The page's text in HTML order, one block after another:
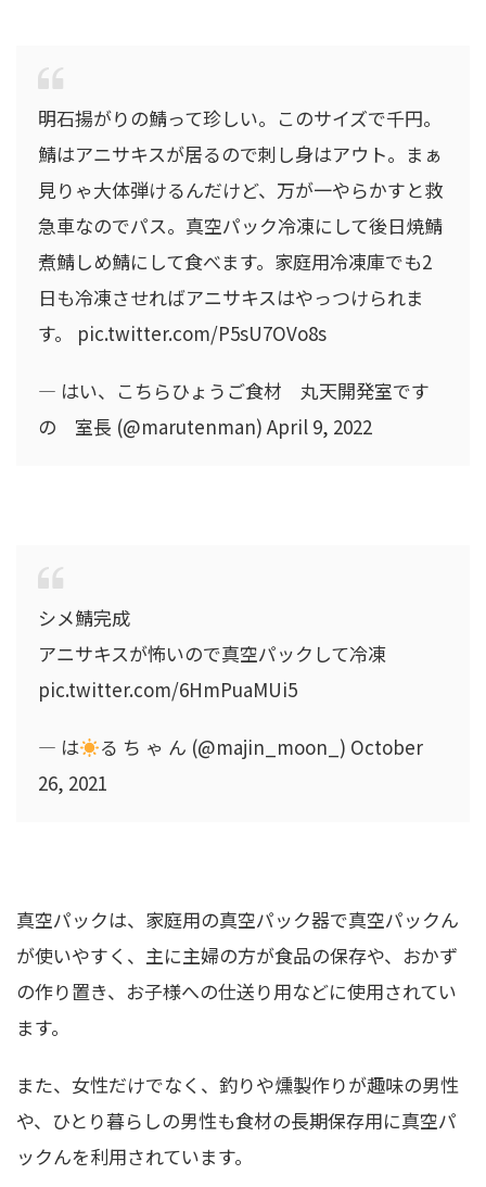
明石揚がりの鯖って珍しい。このサイズで千円。
鯖はアニサキスが居るので刺し身はアウト。まぁ
見りゃ大体弾けるんだけど、万が一やらかすと救
急車なのでパス。真空パック冷凍にして後日焼鯖
煮鯖しめ鯖にして食べます。家庭用冷凍庫でも2
日も冷凍させればアニサキスはやっつけられま
す。 pic.twitter.com/P5sU7OVo8s
— はい、こちらひょうご食材 丸天開発室です
の 室長 (@marutenman) April 9, 2022
シメ鯖完成
アニサキスが怖いので真空パックして冷凍
pic.twitter.com/6HmPuaMUi5
— は
る ち ゃ ん (@majin_moon_) October
26, 2021
真空パックは、家庭用の真空パック器で真空パックん
が使いやすく、主に主婦の方が食品の保存や、おかず
の作り置き、お子様への仕送り用などに使用されてい
ます。
また、女性だけでなく、釣りや燻製作りが趣味の男性
や、ひとり暮らしの男性も食材の長期保存用に真空パ
ックんを利用されています。